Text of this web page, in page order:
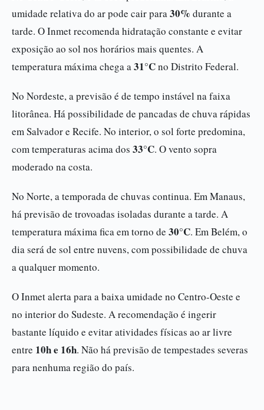
umidade relativa do ar pode cair para30% durante a
tarde. O Inmet recomenda hidratação constante e evitar
exposição ao sol nos horários mais quentes. A
temperatura máxima chega a31°Cno Distrito Federal.
No Nordeste, a previsão é de tempo instável na faixa
litorânea. Há possibilidade de pancadas de chuva rápidas
em Salvador e Recife. No interior, o sol forte predomina,
com temperaturas acima dos 33°C. O vento sopra
moderado na costa.
No Norte, a temporada de chuvas continua. Em Manaus,
há previsão de trovoadas isoladas durante a tarde. A
temperatura máxima fica em torno de 30°C. Em Belém, o
dia será de sol entre nuvens, com possibilidade de chuva
a qualquer momento.
O Inmet alerta para a baixa umidade no Centro-Oeste e
no interior do Sudeste. A recomendação é ingerir
bastante líquido e evitar atividades físicas ao ar livre
entre 10h e 16h. Não há previsão de tempestades severas
para nenhuma região do país.